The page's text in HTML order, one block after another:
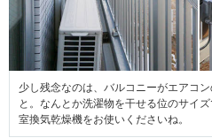
少し残念なのは、バルコニーがエアコ
と。なんとか洗濯物を干せる位のサイ
室換気乾燥機をお使いくださいね。